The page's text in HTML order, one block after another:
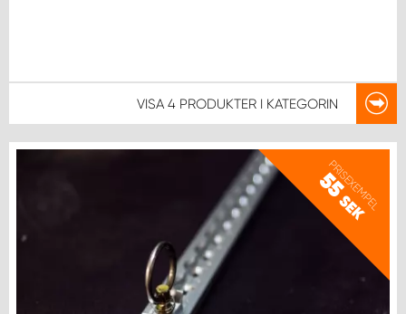
VISA 4 PRODUKTER I KATEGORIN
PRISEXEMPEL
55
SEK
WORK SYSTEM STOCKHOLM NORR